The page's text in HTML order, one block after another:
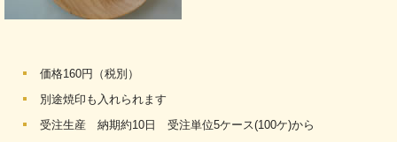
価格160円（税別）
別途焼印も入れられます
受注生産 納期約10日 受注単位5ケース(100ケ)から